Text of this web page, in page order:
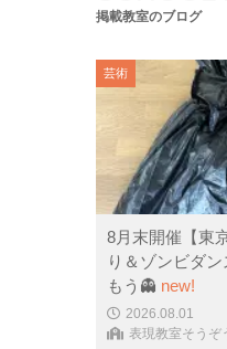
掲載教室のブログ
芸術
8月末開催【東
り＆ゾンビダ
もう👻 new!
2026.08.01
表現教室そうぞ